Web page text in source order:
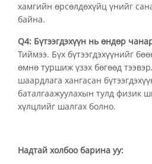
хамгийн өрсөлдөхүйц үнийг
байна.
Q4: Бүтээгдэхүүн нь өндөр
Тиймээ. Бүх бүтээгдэхүүнийг
өмнө туршиж үзэх бөгөөд
шаардлага хангасан
баталгаажуулахын тулд физик
хүлцлийг шалгах болно.
Надтай холбоо барина уу: